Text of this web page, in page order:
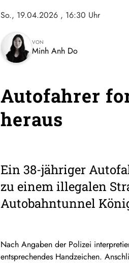
So., 19.04.2026 , 16:30 Uhr
VON
Minh Anh Do
Autofahrer
heraus
Ein 38-jähriger
zu einem illegalen
Autobahntunnel
Nach Angaben der Polizei
entsprechendes Handzeichen.